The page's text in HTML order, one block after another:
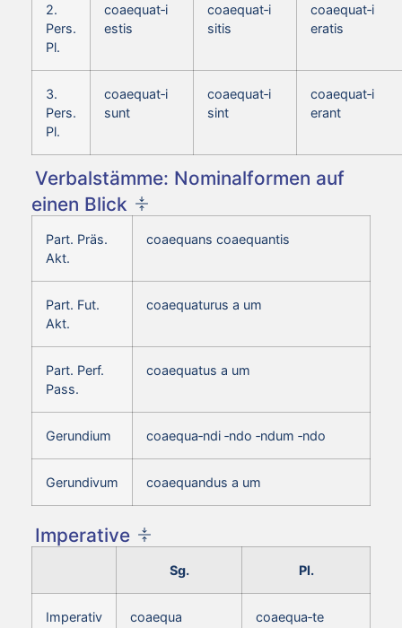
2.
Pers.
Pl.
coaequat‑i
estis
coaequat‑i
sitis
coaequat‑i
eratis
3.
Pers.
Pl.
coaequat‑i
sunt
coaequat‑i
sint
coaequat‑i
erant
Verbalstämme: Nominalformen auf
einen Blick
Part. Präs.
Akt.
coaequans coaequantis
Part. Fut.
Akt.
coaequaturus a um
Part. Perf.
Pass.
coaequatus a um
Gerundium coaequa‑ndi ‑ndo ‑ndum ‑ndo
Gerundivum coaequandus a um
Imperative
Sg. Pl.
Imperativ
coaequa coaequa‑te